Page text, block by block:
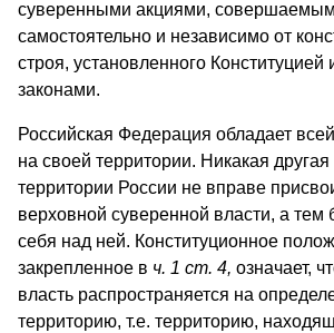
суверенными акциями,
самостоятельно и независимо от
строя, установленного
законами.
Российская Федерация обладает
на своей территории. Никакая другая
территории России не вправе
верховной суверенной власти, а тем
себя над ней. Конституционное
закрепленное в ч. 1 ст. 4, означает,
власть распространяется на
территорию, т.е. территорию,